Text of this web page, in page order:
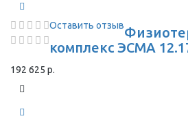
Оставить отзыв
комплекс ЭСМА
192 625 р.